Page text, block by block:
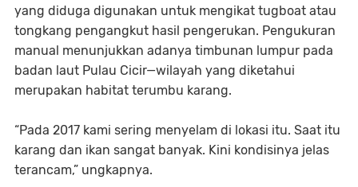
yang diduga digunakan untuk mengikat tugboat atau
tongkang pengangkut hasil pengerukan. Pengukuran
manual menunjukkan adanya timbunan lumpur pada
badan laut Pulau Cicir—wilayah yang diketahui
merupakan habitat terumbu karang.
“Pada 2017 kami sering menyelam di lokasi itu. Saat itu
karang dan ikan sangat banyak. Kini kondisinya jelas
terancam,” ungkapnya.